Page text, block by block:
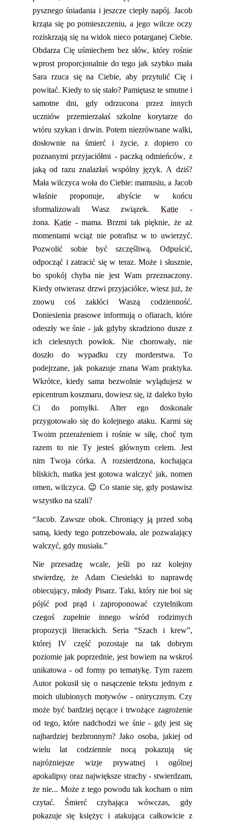
pysznego śniadania i jeszcze ciepły napój. Jacob
krząta się popomieszczeniu, a jego wilcze oczy
roziskrzają się na widok nieco potarganej Ciebie.
Obdarza Cię uśmiechem bez słów, który rośnie
wprost proporcjonalnie do tego jak szybko mała
Sara rzuca się na Ciebie, aby przytulić Cię i
powitać. Kiedy to się stało? Pamiętasz te smutne i
samotne dni, gdy odrzucona przez innych
uczniów przemierzałaś szkolne korytarze do
wtóru szykan i drwin. Potem niezrównane walki,
dosłownie na śmierć i życie, z dopiero co
poznanymi przyjaciółmi - paczką odmieńców, z
jaką od razu znalazłaś wspólny język. A dziś?
Mała wilczyca woła do Ciebie: mamusiu, a Jacob
właśnie proponuje, abyście w końcu
sformalizowali Wasz związek. Katie-
żona. Katie- mama. Brzmi tak pięknie, że aż
momentami wciąż nie potrafisz w to uwierzyć.
Pozwolić sobie być szczęśliwą. Odpuścić,
odpocząć i zatracić się w teraz. Może i słusznie,
bo spokój chyba nie jest Wam przeznaczony.
Kiedy otwierasz drzwi przyjaciółce, wiesz już, że
znowu coś zakłóci Waszą codzienność.
Doniesienia prasowe informują o ofiarach, które
odeszły we śnie - jak gdyby skradziono dusze z
ich cielesnych powłok. Nie chorowały, nie
doszło do wypadku czy morderstwa. To
podejrzane, jak pokazuje znana Wam praktyka.
Wkrótce, kiedy sama bezwolnie wylądujesz w
epicentrum koszmaru, dowiesz się, iż daleko było
Ci do pomyłki. Alter ego doskonale
przygotowało się do kolejnego ataku. Karmi się
Twoim przerażeniem i rośnie w siłę, choć tym
razem to nie Ty jesteś głównym celem. Jest
nimTwoja córka. A rozsierdzona, kochająca
bliskich, matka jest gotowa walczyć jak, nomen
omen, wilczyca. 😉 Co stanie się, gdy postawisz
wszystko na szali?
“Jacob. Zawsze obok. Chroniący ją przed sobą
samą, kiedy tego potrzebowała, ale pozwalający
walczyć, gdy musiała.”
Nie przesadzę wcale, jeśli po raz kolejny
stwierdzę, że Adam Ciesielski to naprawdę
obiecujący, młody Pisarz. Taki, który nie boi się
pójść pod prąd i zaproponować czytelnikom
czegoś zupełnie innego wśród rodzimych
propozycji literackich. Seria “Szach i krew”,
której IV część pozostaje na tak dobrym
poziomie jak poprzednie, jest bowiem na wskroś
unikatowa - od formy po tematykę. Tym razem
Autor pokusił się o nasączenie tekstu jednym z
moich ulubionych motywów - onirycznym. Czy
może być bardziej nęcące i trwożące zagrożenie
od tego, które nadchodzi we śnie - gdy jest się
najbardziej bezbronnym? Jako osoba, jakiej od
wielu lat codziennie nocą pokazują się
najróżniejsze wizje prywatnej i ogólnej
apokalipsy oraz największe strachy- stwierdzam,
że nie... Może z tego powodu tak kocham o nim
czytać. Śmierć czyhająca wówczas, gdy
pokazuje się księżyc i atakująca całkowicie z